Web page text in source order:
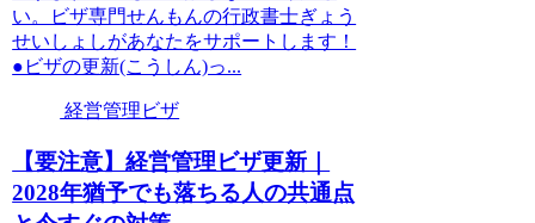
い。ビザ専門せんもんの行政書士ぎょう
せいしょしがあなたをサポートします！
●ビザの更新(こうしん)っ...
経営管理ビザ
【要注意】経営管理ビザ更新｜
2028年猶予でも落ちる人の共通点